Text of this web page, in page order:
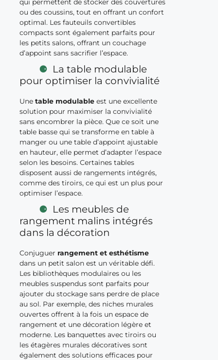
ou des coussins, tout en offrant un confort
optimal. Les fauteuils convertibles
compacts sont également parfaits pour
les petits salons, offrant un couchage
d’appoint sans sacrifier l’espace.
La table modulable
pour optimiser la convivialité
Une table modulable est une excellente
solution pour maximiser la convivialité
sans encombrer la pièce. Que ce soit une
table basse qui se transforme en table à
manger ou une table d’appoint ajustable
en hauteur, elle permet d’adapter l’espace
selon les besoins. Certaines tables
disposent aussi de rangements intégrés,
comme des tiroirs, ce qui est un plus pour
optimiser l’espace.
Les meubles de
rangement malins intégrés
dans la décoration
Conjuguer rangement et esthétisme
dans un petit salon est un véritable défi.
Les bibliothèques modulaires ou les
meubles suspendus sont parfaits pour
ajouter du stockage sans perdre de place
au sol. Par exemple, des niches murales
ouvertes offrent à la fois un espace de
rangement et une décoration légère et
moderne. Les banquettes avec tiroirs ou
les étagères murales décoratives sont
également des solutions efficaces pour